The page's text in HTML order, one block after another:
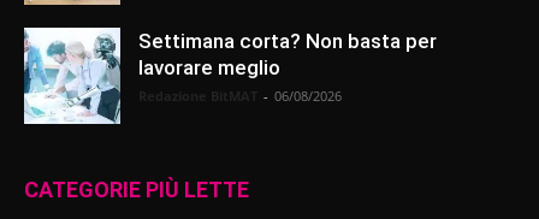
Settimana corta? Non basta per
lavorare meglio
- 06/08/2026
CATEGORIE PIÙ LETTE